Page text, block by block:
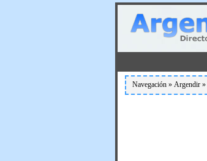
Navegación » Argendir »